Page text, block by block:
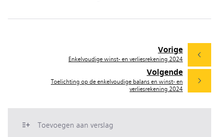
Volgende
Toelichting op de enkelvoudige balans en winst- en
verliesrekening 2024
Vorige
Enkelvoudige winst- en verliesrekening 2024
Toevoegen aan verslag